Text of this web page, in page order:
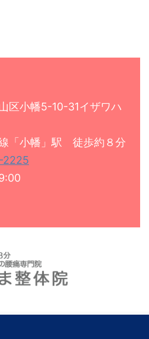
区小幡5-10-31イザワハ
「小幡」駅 徒歩約８分
2225